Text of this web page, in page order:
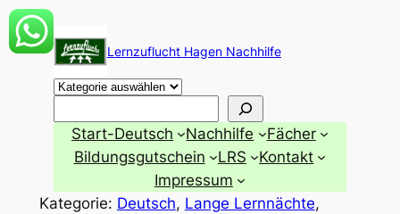
Zum
Inhalt
springen
Lernzuflucht Hagen Nachhilfe
Start-Deutsch Nachhilfe
Fächer
Bildungsgutschein
LRS
Kontakt
Impressum
Kategorie: Deutsch, Lange Lernnächte